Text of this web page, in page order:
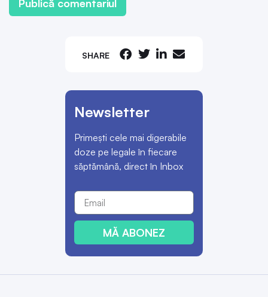
SHARE
Newsletter
Primești cele mai digerabile
doze pe legale în fiecare
săptămână, direct în Inbox
MĂ ABONEZ